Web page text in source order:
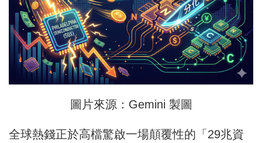
圖片來源：Gemini 製圖
全球熱錢正於高檔驚啟一場顛覆性的「29兆資